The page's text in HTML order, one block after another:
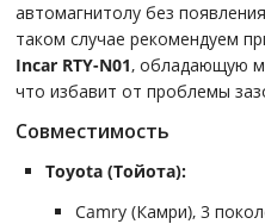
автомагнитолу без
таком случае рекомендуем
Incar RTY-N01, обладающую
что избавит от проблемы
Совместимость
Toyota (Тойота):
Camry (Камри), 3